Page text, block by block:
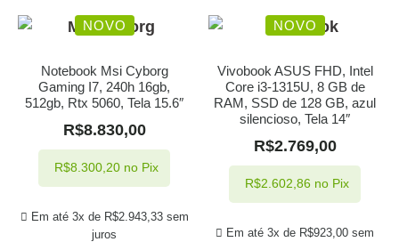
NOVO
Notebook Msi Cyborg
Gaming I7, 240h 16gb,
512gb, Rtx 5060, Tela 15.6″
R$8.830,00
Em até 3x de R$2.943,33sem
juros
R$8.300,20 no Pix
NOVO
Vivobook ASUS FHD, Intel
Core i3-1315U, 8 GB de
RAM, SSD de 128 GB, azul
silencioso, Tela 14″
R$2.769,00
Em até 3x de R$923,00 sem
R$2.602,86 no Pix